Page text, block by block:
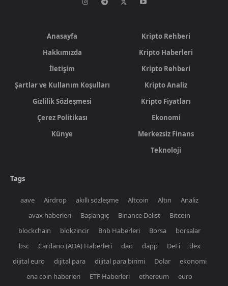
Anasayfa
Hakkımızda
İletişim
Şartlar ve Kullanım Koşulları
Gizlilik Sözleşmesi
Çerez Politikası
Künye
Kripto Rehberi
Kripto Haberleri
Kripto Rehberi
Kripto Analiz
Kripto Fiyatları
Ekonomi
Merkezsiz Finans
Teknoloji
Tags
aave Airdrop akıllı sözleşme Altcoin Altın
Analiz
avax haberleri
Başlangıç Binance Delist
Bitcoin
blockchain
blokzincir Bnb Haberleri Borsa
borsalar
bsc
Cardano (ADA) Haberleri dao dapp DeFi
dex
dijital euro
dijital para dijital para birimi Dolar
ekonomi
ena coin haberleri
ETF Haberleri ethereum
euro